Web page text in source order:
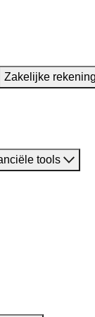
Zakelijke
tools